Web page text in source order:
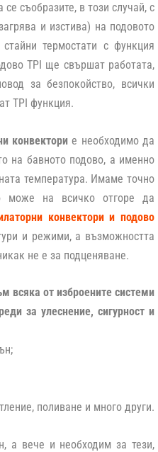
съобразите, в този случай, с
и изстива) на подовото
термостати с функция
TPI ще свършат работата,
за безпокойство, всички
TPI функция.
конвектори е необходимо да
на бавното подово, а именно
температура. Имаме точно
може на всичко отгоре да
конвектори и подово
и режими, а възможността
не е за подценяване.
всяка от изброените системи
за улеснение, сигурност и
поливане и много други.
а вече и необходим за тези,